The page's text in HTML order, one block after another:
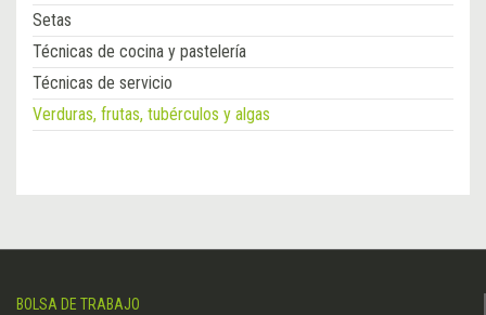
Setas
Técnicas de cocina y pastelería
Técnicas de servicio
Verduras, frutas, tubérculos y algas
BOLSA DE TRABAJO